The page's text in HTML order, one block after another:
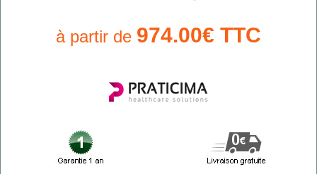
à partir de 974.00€ TTC